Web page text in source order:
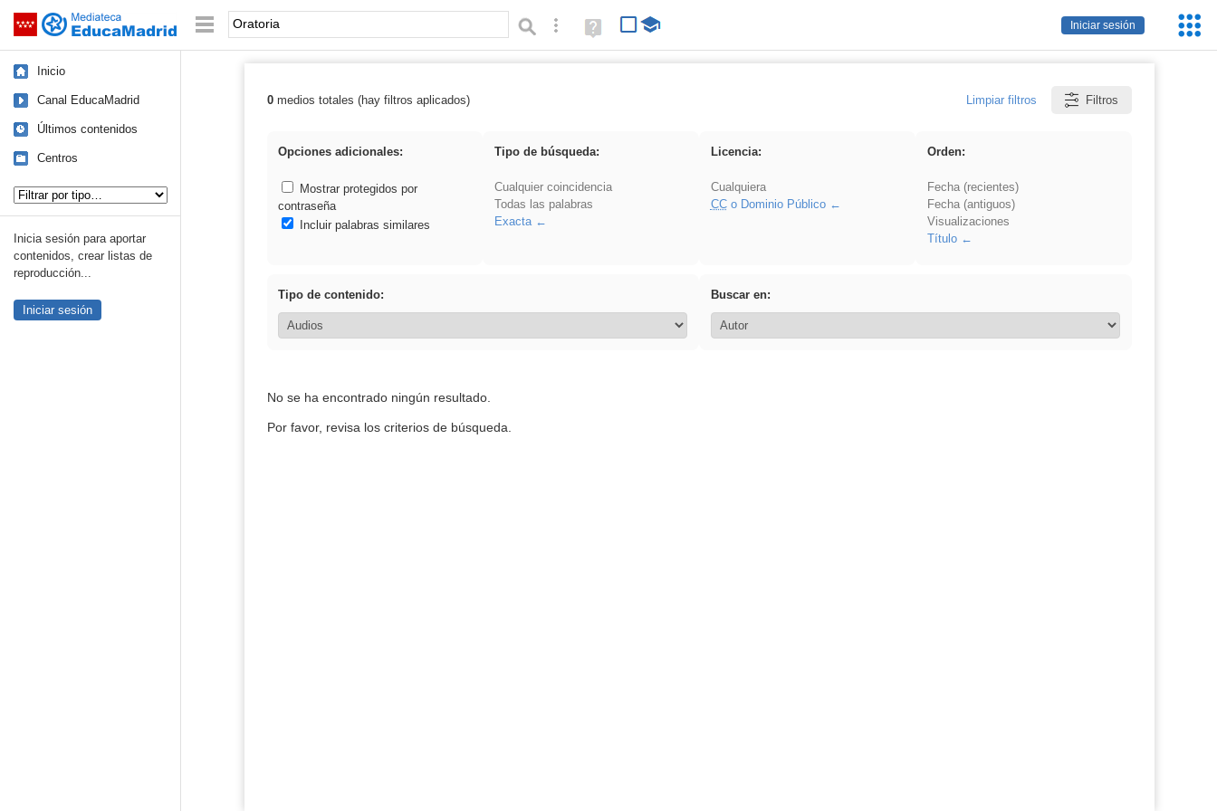
Saltar navegación
Iniciar sesión
Palabra o frase: Búsqueda avanzada
Ayuda
(en
Inicio
Canal EducaMadrid
Últimos contenidos
Centros
Inicia sesión para aportar
contenidos, crear listas de
reproducción...
Iniciar sesión
Resultados de: Oratoria
0medios totales (hay filtros aplicados) Limpiar filtros Filtros
Opciones adicionales:
Mostrar protegidos por
contraseña
Incluir palabras similares
Tipo de búsqueda:
Cualquier coincidencia
Todas las palabras
Exacta
Licencia:
Cualquiera
CCo Dominio Público
Orden:
Fecha (recientes)
Fecha (antiguos)
Visualizaciones
Título
Tipo de contenido: Buscar en:
No se ha encontrado ningún resultado.
Por favor, revisa los criterios de búsqueda.